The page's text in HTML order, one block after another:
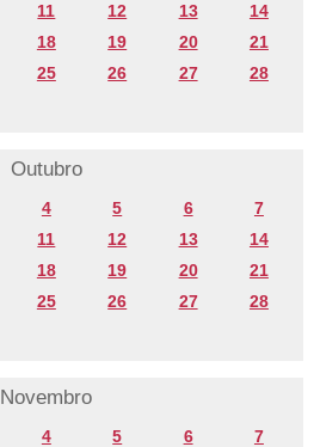
11 12 13
14
18 19 20
21
25 26 27
28
Outubro
4 5 6
7
11 12 13
14
18 19 20
21
25 26 27
28
Novembro
4 5 6
7